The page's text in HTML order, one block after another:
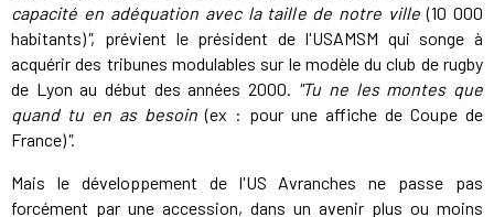
capacité en adéquation avec la taille de notre ville(10 000
habitants)", prévient le président de l'USAMSM qui songe à
acquérir des tribunes modulables sur le modèle du club de rugby
de Lyon au début des années 2000. "Tu ne les montes que
quand tu en as besoin(ex : pour une affiche de Coupe de
France)".
Mais le développement de l'US Avranches ne passe pas
forcément par une accession, dans un avenir plus ou moins